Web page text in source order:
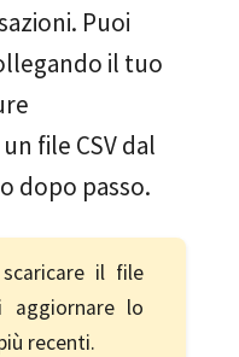
Puoi
il tuo
file CSV dal
dopo passo.
il file
lo
recenti.